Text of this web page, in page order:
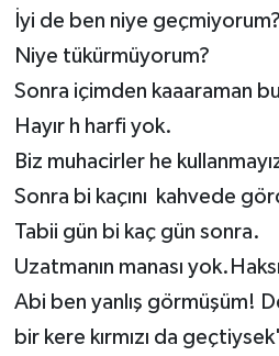
İyi de ben niye geçmiyorum?
Niye tükürmüyorum?
Sonra içimden kaaaraman
Hayır h harfi yok.
Biz muhacirler he
Sonra bi kaçını kahvede
Tabii gün bi kaç gün sonra.
Uzatmanın manası
Abi ben yanlış görmüşüm!
bir kere kırmızı da